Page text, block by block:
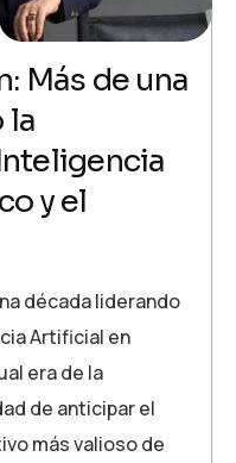
Más de una
la
y el
década liderando
Artificial en
era de la
de anticipar el
más valioso de